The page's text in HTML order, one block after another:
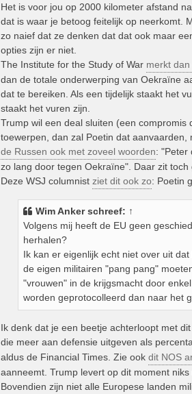
Het is voor jou op 2000 kilometer afstand
dat is waar je betoog feitelijk op neerkomt.
zo naief dat ze denken dat dat ook maar
opties zijn er niet.
The Institute for the Study of War merkt
dan de totale onderwerping van Oekraïne
dat te bereiken. Als een tijdelijk staakt het
staakt het vuren zijn.
Trump wil een deal sluiten (een compromis
toewerpen, dan zal Poetin dat
de Russen ook met zoveel woorden: "Peter
zo lang door tegen Oekraïne". Daar zit
Deze WSJ columnist ziet dit ook zo: Poetin
Wim Ankerschreef: ↑
Volgens mij heeft de EU geen
herhalen?
Ik kan er eigenlijk echt niet over uit
de eigen militairen "pang pang"
"vrouwen" in de krijgsmacht door
worden geprotocolleerd dan naar het
Ik denk dat je een beetje achterloopt met
die meer aan defensie uitgeven als
aldus de Financial Times. Zie ook dit NOS
aanneemt. Trump levert op dit moment niks
Bovendien zijn niet alle Europese landen